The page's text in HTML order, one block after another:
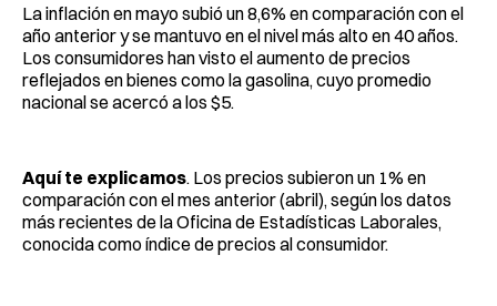
La inflación en mayo subió un 8,6% en comparación con el
año anterior y se mantuvo en el nivel más alto en 40 años.
Los consumidores han visto el aumento de precios
reflejados en bienes como la gasolina, cuyo promedio
nacional se acercó a los $5.
Aquí te explicamos. Los precios subieron un 1% en
comparación con el mes anterior (abril), según los datos
más recientes de la Oficina de Estadísticas Laborales,
conocida como índice de precios al consumidor.